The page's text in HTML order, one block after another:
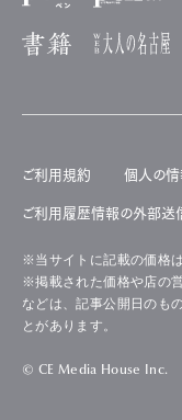
ご利用規約 個人の情
ご利用履歴情報の外部送
※当サイトに記載の価格
※掲載された価格や店の
などは、記事公開日のも
とがあります。
© CE Media House Inc.